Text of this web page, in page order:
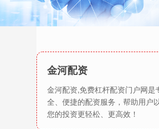
金河配资
金河配资,免费杠杆配资门户网
全、便捷的配资服务，帮助用户
您的投资更轻松、更高效！